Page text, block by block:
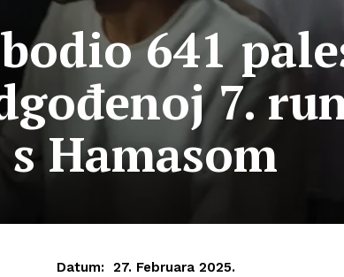
641
7.
s Hamasom
Datum: 27. Februara 2025.